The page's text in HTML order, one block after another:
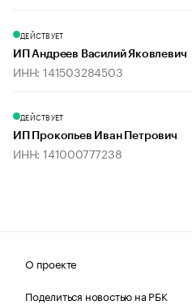
ДЕЙСТВУЕТ
ИП Андреев Василий Яковлевич
ИНН: 141503284503
ДЕЙСТВУЕТ
ИП Прокопьев Иван Петрович
ИНН: 141000777238
О проекте
Поделиться новостью на РБК